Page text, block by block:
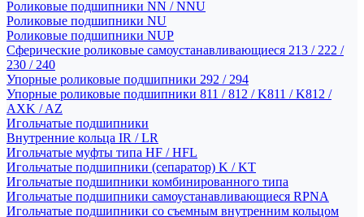
Роликовые подшипники NN / NNU
Роликовые подшипники NU
Роликовые подшипники NUP
Сферические роликовые самоустанавливающиеся 213 / 222 /
230 / 240
Упорные роликовые подшипники 292 / 294
Упорные роликовые подшипники 811 / 812 / K811 / K812 /
AXK / AZ
Игольчатые подшипники
Внутренние кольца IR / LR
Игольчатые муфты типа HF / HFL
Игольчатые подшипники (сепаратор) K / KT
Игольчатые подшипники комбинированного типа
Игольчатые подшипники самоустанавливающиеся RPNA
Игольчатые подшипники со съемным внутренним кольцом